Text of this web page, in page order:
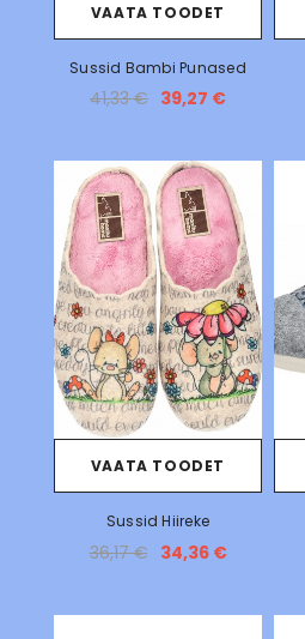
VAATA TOODET
Sussid Bambi Punased
41,33 € 39,27 €
VAATA TOODET
Sussid Hiireke
36,17 € 34,36 €